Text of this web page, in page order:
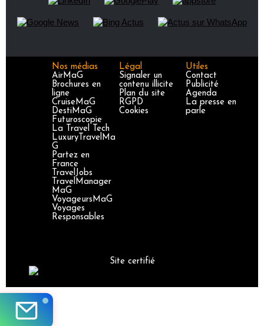
Nos médias
AirMaG
Brochures en
ligne
CruiseMaG
DestiMaG
Futuroscopie
La Travel Tech
LuxuryTravelMa
G
Partez en
France
TravelJobs
TravelManager
MaG
VoyageursMaG
Voyages
Responsables
Légal
Signaler un
contenu illicite
Plan du site
RGPD
Cookies
Utiles
Contact
Publicité
Agenda
La presse en
parle
Site certifié